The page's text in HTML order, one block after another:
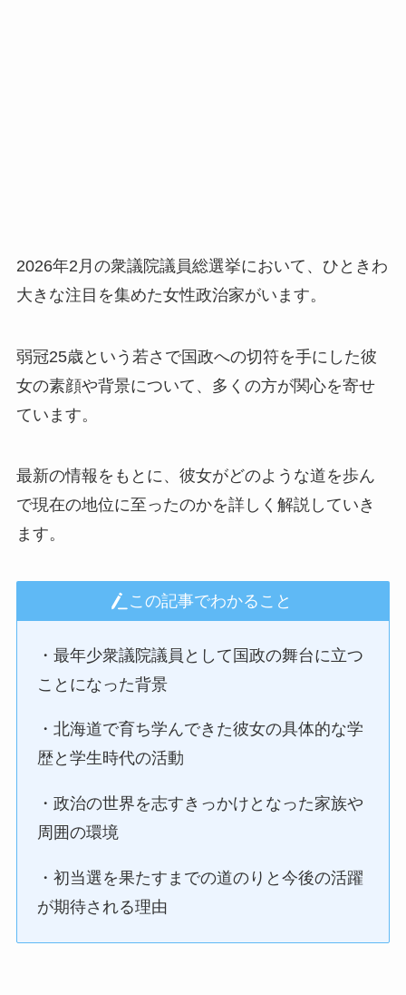
2026年2月の衆議院議員総選挙において、ひときわ
大きな注目を集めた女性政治家がいます。
弱冠25歳という若さで国政への切符を手にした彼
女の素顔や背景について、多くの方が関心を寄せ
ています。
最新の情報をもとに、彼女がどのような道を歩ん
で現在の地位に至ったのかを詳しく解説していき
ます。
この記事でわかること
・最年少衆議院議員として国政の舞台に立つ
ことになった背景
・北海道で育ち学んできた彼女の具体的な学
歴と学生時代の活動
・政治の世界を志すきっかけとなった家族や
周囲の環境
・初当選を果たすまでの道のりと今後の活躍
が期待される理由